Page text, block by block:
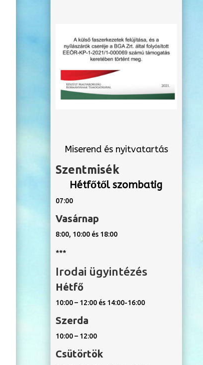
Miserend és nyitvatartás
Szentmisék
Hétfőtől szombatig
07:00
Vasárnap
8:00, 10:00 és 18:00
***
Irodai ügyintézés
Hétfő
10:00 – 12:00 és 14:00-16:00
Szerda
10:00 – 12:00
Csütörtök